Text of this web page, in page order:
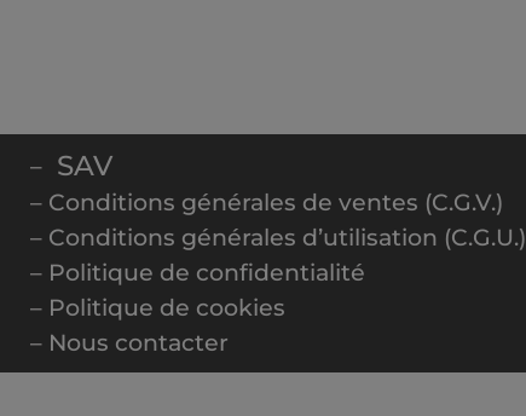
– SAV
– Conditions générales de ventes (C.G.V.)
– Conditions générales d’utilisation (C.G.U.)
– Politique de confidentialité
– Politique de cookies
– Nous contacter